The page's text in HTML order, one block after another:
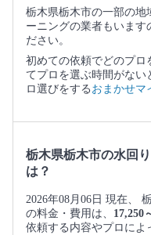
栃木県栃木市の一部の地
ーニングの業者もいます
ださい。
初めての依頼でどのプロ
てプロを選ぶ時間がな
ロ選びをする おまかせマ
栃木県栃木市の水回
は？
2026年08月06日 現在、
の料金・費用は、 17,250
依頼する内容やプロによ